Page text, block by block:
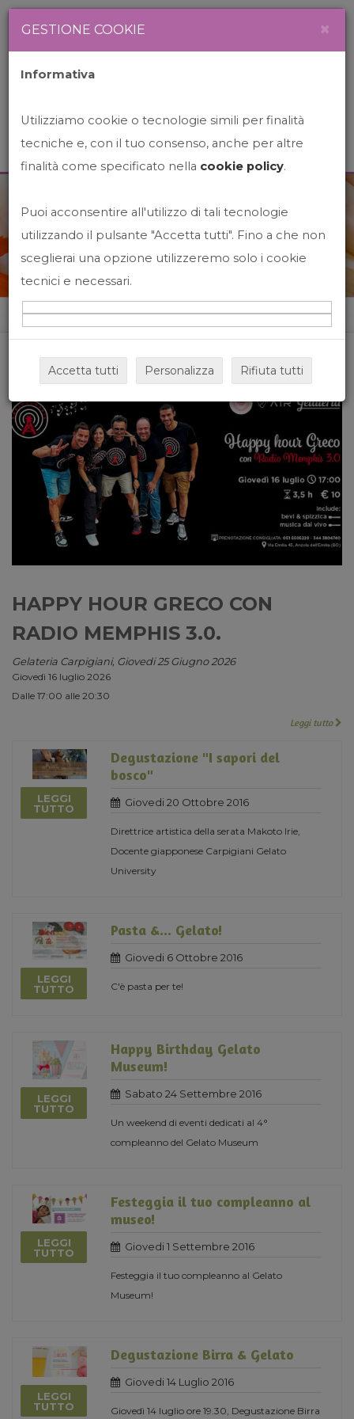
News&Events
Home News&events
HAPPY HOUR GRECO CON
RADIO MEMPHIS 3.0.
Gelateria Carpigiani, Giovedi 25 Giugno 2026
Giovedì 16 luglio 2026
Dalle 17:00 alle 20:30
Leggi tutto
LEGGI
TUTTO
Degustazione "I sapori del
bosco"
Giovedi 20 Ottobre 2016
Direttrice artistica della serata Makoto Irie,
Docente giapponese Carpigiani Gelato
University
LEGGI
TUTTO
Pasta &... Gelato!
Giovedi 6 Ottobre 2016
C'è pasta per te!
LEGGI
TUTTO
Happy Birthday Gelato
Museum!
Sabato 24 Settembre 2016
Un weekend di eventi dedicati al 4°
compleanno del Gelato Museum
LEGGI
TUTTO
Festeggia il tuo compleanno al
museo!
Giovedi 1 Settembre 2016
Festeggia il tuo compleanno al Gelato
Museum!
LEGGI
TUTTO
Degustazione Birra & Gelato
Giovedi 14 Luglio 2016
Giovedì 14 luglio ore 19.30, Degustazione Birra
GESTIONE COOKIE ×
Informativa
Utilizziamo cookie o tecnologie simili per finalità
tecniche e, con il tuo consenso, anche per altre
finalità come specificato nella cookie policy.
Puoi acconsentire all'utilizzo di tali tecnologie
utilizzando il pulsante "Accetta tutti". Fino a che non
sceglierai una opzione utilizzeremo solo i cookie
tecnici e necessari.
Accetta tutti Personalizza Rifiuta tutti